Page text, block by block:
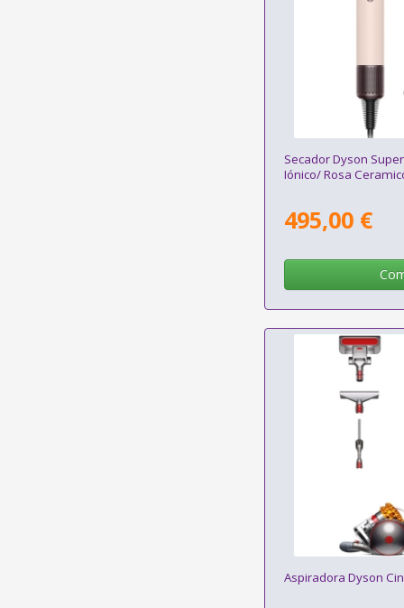
Secador Dyson
Iónico/ Rosa
495,00 €
Aspiradora Dyson